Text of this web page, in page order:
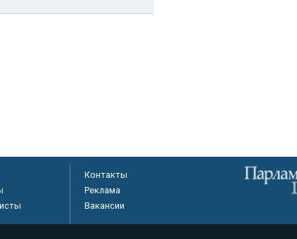
Контакты
Реклама
Вакансии